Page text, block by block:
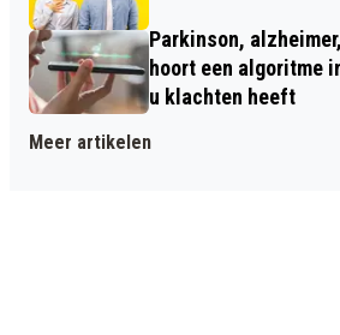
Parkinson,
hoort een algoritme
u klachten heeft
Meer artikelen